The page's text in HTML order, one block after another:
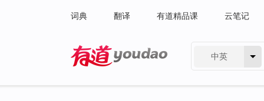
词典 翻译 有道精品课 云笔记
中英